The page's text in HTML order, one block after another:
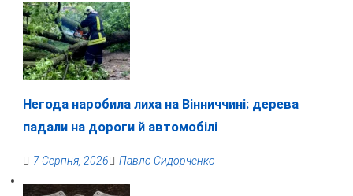
Негода наробила лиха на Вінниччині: дерева
падали на дороги й автомобілі
7 Серпня, 2026 Павло Сидорченко